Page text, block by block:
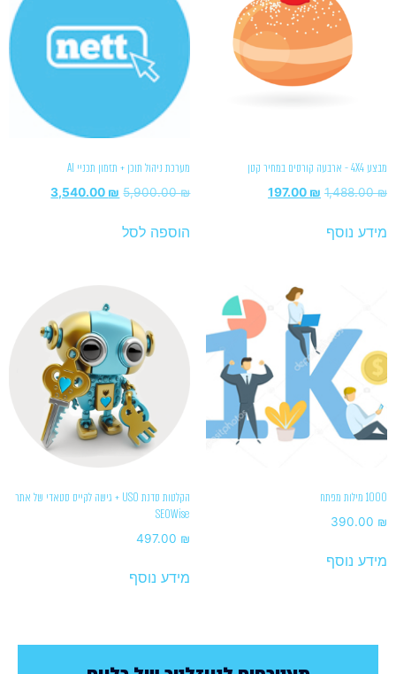
מבצע 4X4 - ארבעה קורסים במחיר קטן
1,488.00₪
197.00 ₪
מידע נוסף
מערכת ניהול תוכן + תזמון תכניי AI
5,900.00₪
3,540.00 ₪
הוספה לסל
1000 מילות מפתח
390.00 ₪
מידע נוסף
הקלטות סדנת USO + גישה לקייס סטאדי של אתר
SEOWise
497.00 ₪
מידע נוסף